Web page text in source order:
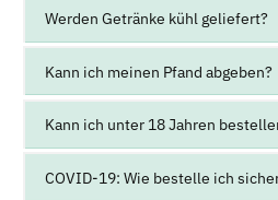
Werden Getränke kühl geliefert?
Kann ich meinen Pfand abgeben?
Kann ich unter 18 Jahren
COVID-19: Wie bestelle ich